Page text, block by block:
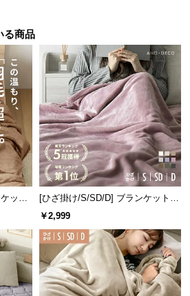
る商品
ット
[ひざ掛け/S/SD/D] ブランケット
マイクロファイバー
￥2,999